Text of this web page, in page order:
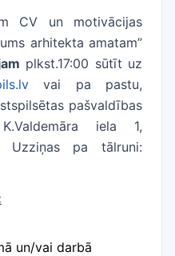
CV un motivācijas
arhitekta amatam”
plkst.17:00 sūtīt uz
vai pa pastu,
pašvaldības
iela 1,
Uzziņas pa tālruni:
un/vai darbā